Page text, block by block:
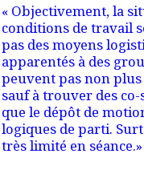
« Objectivement, la
conditions de travail
pas des moyens
apparentés à des
peuvent pas non
sauf à trouver des
que le dépôt de
logiques de parti.
très limité en séance.»